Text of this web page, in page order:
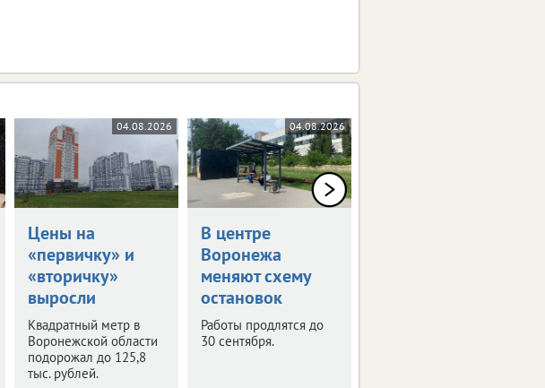
04.08.2026
Цены на
«первичку» и
«вторичку»
выросли
Квадратный метр в
Воронежской области
подорожал до 125,8
тыс. рублей.
04.08.2026
В центре
Воронежа
меняют схему
остановок
Работы продлятся до
30 сентября.